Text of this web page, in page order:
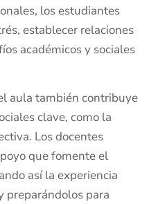
los estudiantes
establecer relaciones
académicos y sociales
aula también contribuye
clave, como la
Los docentes
que fomente el
así la experiencia
preparándolos para